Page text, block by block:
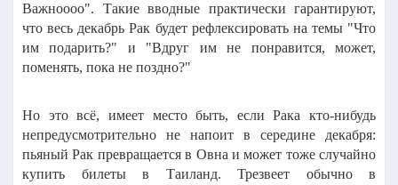
Важноооо". Такие вводные практически гарантируют,
что весь декабрь Рак будет рефлексировать на темы "Что
им подарить?" и "Вдруг им не понравится, может,
поменять, пока не поздно?"
Но это всё, имеет место быть, если Рака кто-нибудь
непредусмотрительно не напоит в середине декабря:
пьяный Рак превращается в Овна и может тоже случайно
купить билеты в Таиланд. Трезвеет обычно в